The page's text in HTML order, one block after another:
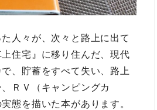
人々が、次々と路上に出て
住宅』に移り住んだ、現代
、貯蓄をすべて失い、路上
ＲＶ（キャンピングカ
実態を描いた本があります。